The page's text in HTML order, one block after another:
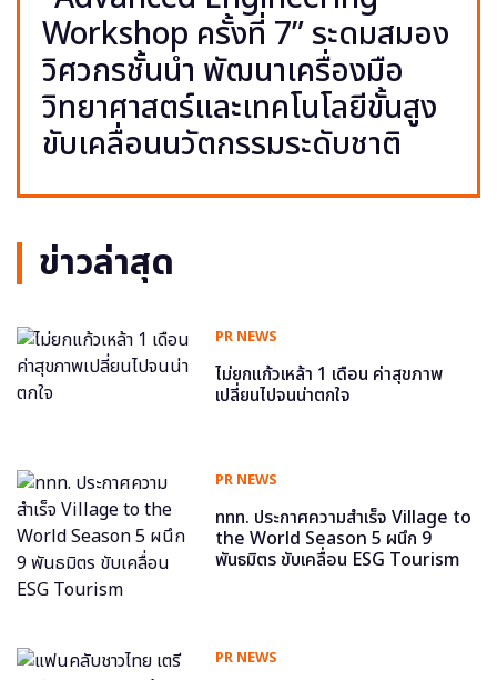
Workshop ครั้งที่ 7” ระดมสมอง
วิศวกรชั้นนำ พัฒนาเครื่องมือ
วิทยาศาสตร์และเทคโนโลยีขั้นสูง
ขับเคลื่อนนวัตกรรมระดับชาติ
ข่าวล่าสุด
PR NEWS
ไม่ยกแก้วเหล้า 1 เดือน ค่าสุขภาพ
เปลี่ยนไปจนน่าตกใจ
PR NEWS
ททท. ประกาศความสำเร็จ Village to
the World Season 5 ผนึก 9
พันธมิตร ขับเคลื่อน ESG Tourism
PR NEWS